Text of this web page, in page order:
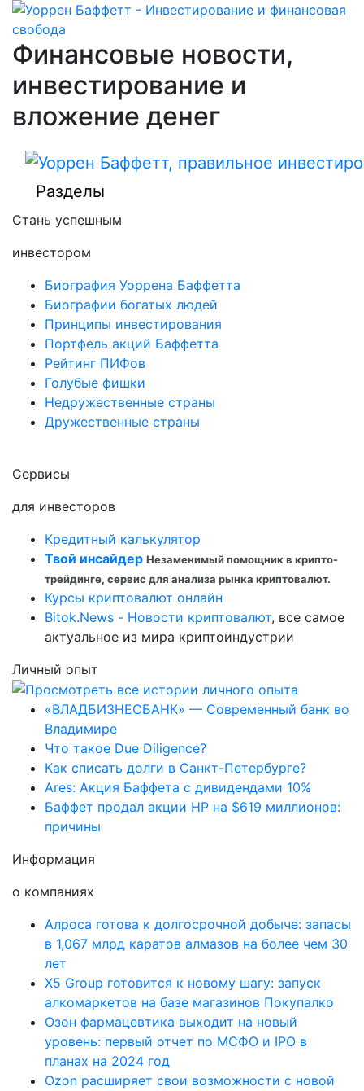
Финансовые новости,
инвестирование и
вложение денег
Разделы
Стань успешным
инвестором
Биография Уоррена Баффетта
Биографии богатых людей
Принципы инвестирования
Портфель акций Баффетта
Рейтинг ПИФов
Голубые фишки
Недружественные страны
Дружественные страны
Сервисы
для инвесторов
Кредитный калькулятор
Твой инсайдер Незаменимый помощник в крипто-
трейдинге, сервис для анализа рынка криптовалют.
Курсы криптовалют онлайн
Bitok.News - Новости криптовалют, все самое
актуальное из мира криптоиндустрии
Личный опыт
«ВЛАДБИЗНЕСБАНК» — Современный банк во
Владимире
Что такое Due Diligence?
Как списать долги в Санкт-Петербурге?
Ares: Акция Баффета с дивидендами 10%
Баффет продал акции HP на $619 миллионов:
причины
Информация
о компаниях
Алроса готова к долгосрочной добыче: запасы
в 1,067 млрд каратов алмазов на более чем 30
лет
X5 Group готовится к новому шагу: запуск
алкомаркетов на базе магазинов Покупалко
Озон фармацевтика выходит на новый
уровень: первый отчет по МСФО и IPO в
планах на 2024 год
Ozon расширяет свои возможности с новой